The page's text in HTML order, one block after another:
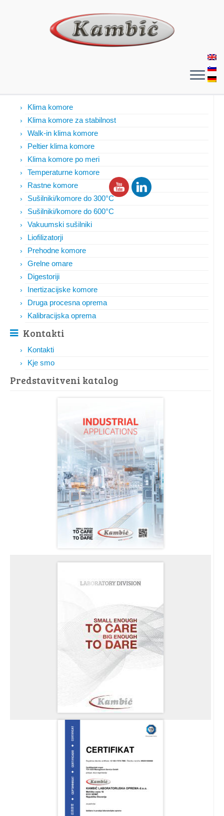
Klima komore
Klima komore za stabilnost
Walk-in klima komore
Peltier klima komore
Klima komore po meri
Temperaturne komore
Rastne komore
Sušilniki/komore do 300°C
Sušilniki/komore do 600°C
Vakuumski sušilniki
Liofilizatorji
Prehodne komore
Grelne omare
Digestoriji
Inertizacijske komore
Druga procesna oprema
Kalibracijska oprema
Kontakti
Kontakti
Kje smo
Predstavitveni katalog​​